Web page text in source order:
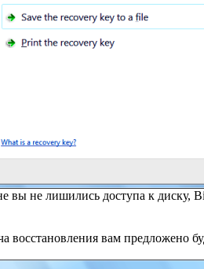
вы не лишились доступа к диску,
восстановления вам предложено